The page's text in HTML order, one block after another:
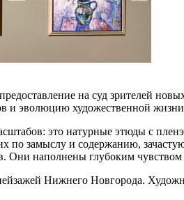
на суд зрителей
и эволюцию художественной
это натурные этюды с
по замыслу и содержанию,
Они наполнены глубоким
Нижнего Новгорода.